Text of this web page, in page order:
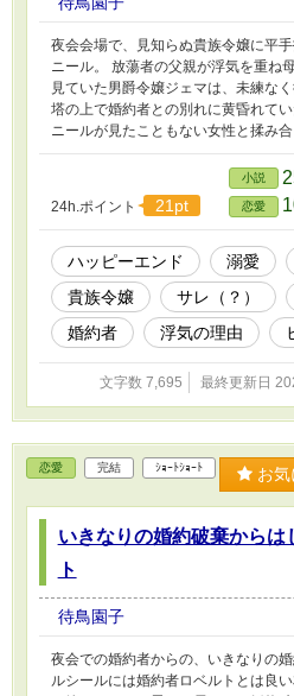
夜会会場で、見知らぬ貴族令嬢に平
ニール。 放蕩者の父親が浮気を重ね
見ていた男爵令嬢ジェマは、未練な
塔の上で婚約者との別れに黄昏れて
ニールが見たこともない女性と揉み
24h.ポイント 21pt
小説
恋愛
ハッピーエンド 溺愛
貴族令嬢
サレ（？）
婚約者
浮気の理由
文字数 7,695 最終更新日
恋愛 完結 ｼｮｰﾄｼｮｰﾄ お
いきなりの婚約破棄からは
ト
待鳥園子
夜会での婚約者からの、いきなりの
ルシールには婚約者ロベルトとは良